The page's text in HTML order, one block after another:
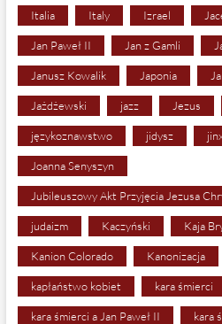
Italia Italy Izrael
Jan Paweł II Jan z Gamli
Janusz Kowalik Japonia
Jażdżewski jazz Jezus
językoznawstwo jidysz
Joanna Senyszyn
Jubileuszowy Akt Przyjęcia Jezusa
judaizm Kaczyński Kaja
Kanion Colorado Kanonizacja
kapłaństwo kobiet kara śmierci
kara śmierci a Jan Paweł II kara